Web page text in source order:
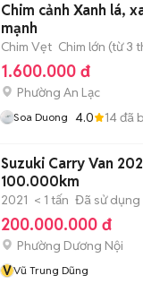
Chim cảnh Xanh lá,
mạnh
Chim Vẹt Chim lớn (từ 3
1.600.000 đ
Phường An Lạc
Soa Duong 4.0 14đã
Suzuki Carry Van
100.000km
2021 < 1 tấn Đã sử dụng
200.000.000 đ
Phường Dương Nội
VVũ Trung Dũng